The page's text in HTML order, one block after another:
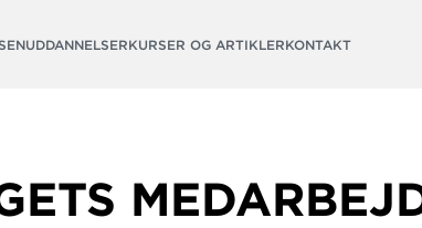
KURSER OG ARTIKLERKONTAKT